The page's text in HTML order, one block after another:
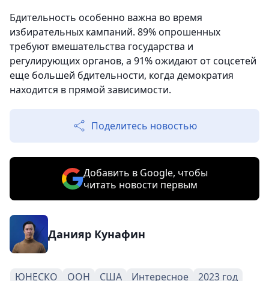
Бдительность особенно важна во время
избирательных кампаний. 89% опрошенных
требуют вмешательства государства и
регулирующих органов, а 91% ожидают от соцсетей
еще большей бдительности, когда демократия
находится в прямой зависимости.
Поделитесь новостью
Добавить в Google, чтобы
читать новости первым
Данияр Кунафин
ЮНЕСКО ООН США Интересное 2023 год